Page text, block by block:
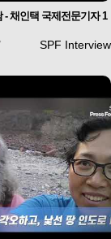
- 채인택 국제전문기자 1
SPF Interview